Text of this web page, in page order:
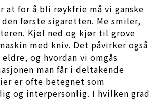
at for å bli røykfrie må vi ganske
første sigaretten. Me smiler,
Kjøl ned og kjør til grove
med kniv. Det påvirker også
og hvordan vi omgås
man får i deltakende
er ofte betegnet som
og interpersonlig. I hvilken grad